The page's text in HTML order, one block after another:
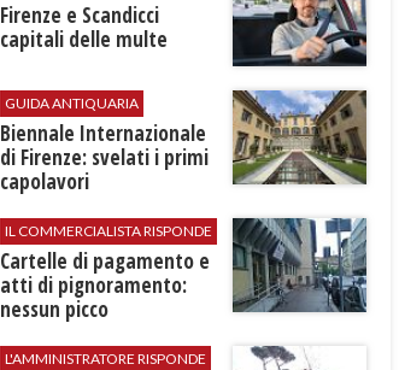
Firenze e Scandicci
capitali delle multe
GUIDA ANTIQUARIA
Biennale Internazionale
di Firenze: svelati i primi
capolavori
IL COMMERCIALISTA RISPONDE
Cartelle di pagamento e
atti di pignoramento:
nessun picco
L'AMMINISTRATORE RISPONDE